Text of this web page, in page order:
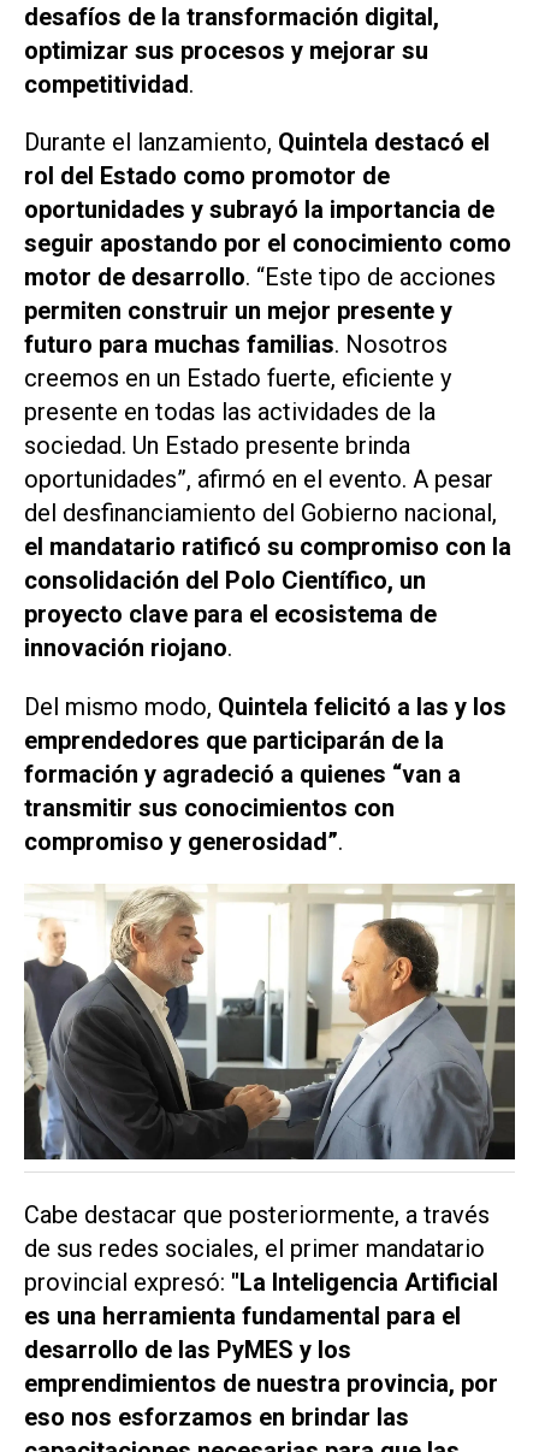
desafíos de la transformación digital,
optimizar sus procesos y mejorar su
competitividad.
Durante el lanzamiento, Quintela destacó el
rol del Estado como promotor de
oportunidades y subrayó la importancia de
seguir apostando por el conocimiento como
motor de desarrollo. “Este tipo de acciones
permiten construir un mejor presente y
futuro para muchas familias. Nosotros
creemos en un Estado fuerte, eficiente y
presente en todas las actividades de la
sociedad. Un Estado presente brinda
oportunidades”, afirmó en el evento. A pesar
del desfinanciamiento del Gobierno nacional,
el mandatario ratificó su compromiso con la
consolidación del Polo Científico, un
proyecto clave para el ecosistema de
innovación riojano.
Del mismo modo, Quintela felicitó a las y los
emprendedores que participarán de la
formación y agradeció a quienes “van a
transmitir sus conocimientos con
compromiso y generosidad”.
Cabe destacar que posteriormente, a través
de sus redes sociales, el primer mandatario
provincial expresó: "La Inteligencia Artificial
es una herramienta fundamental para el
desarrollo de las PyMES y los
emprendimientos de nuestra provincia, por
eso nos esforzamos en brindar las